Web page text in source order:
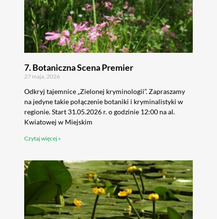
7. Botaniczna Scena Premier
27 maja, 2026
Odkryj tajemnice „Zielonej kryminologii”. Zapraszamy
na jedyne takie połączenie botaniki i kryminalistyki w
regionie. Start 31.05.2026 r. o godzinie 12:00 na al.
Kwiatowej w Miejskim
Czytaj więcej »